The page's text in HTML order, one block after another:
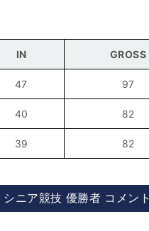
IN GROSS
47 97
40 82
39 82
ニア競技 優勝者 コメント